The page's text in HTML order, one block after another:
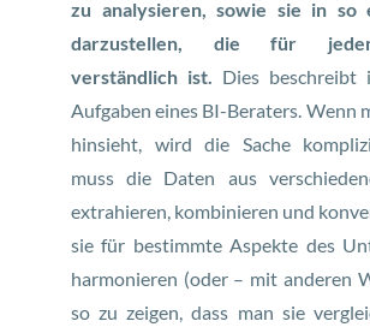
zu analysieren, sowie sie in so
darzustellen, die für
verständlich ist. Dies
Aufgaben eines BI-Beraters. Wenn
hinsieht, wird die Sache
muss die Daten aus
extrahieren, kombinieren und
sie für bestimmte Aspekte des
harmonieren (oder – mit anderen
so zu zeigen, dass man sie